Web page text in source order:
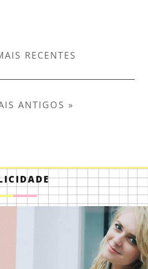
RECENTES
ANTIGOS »